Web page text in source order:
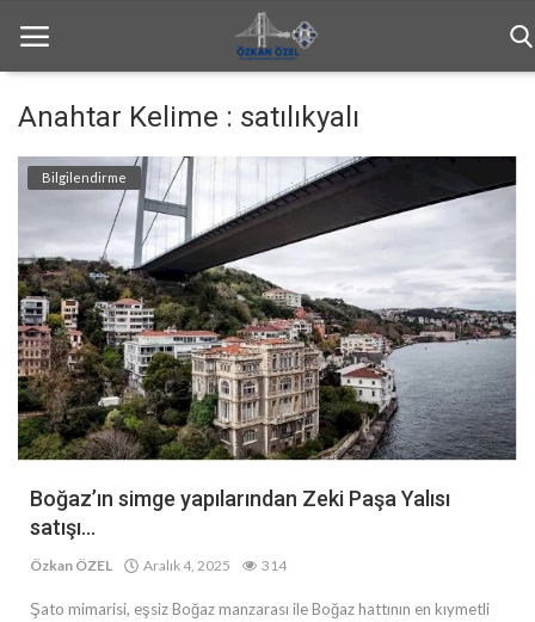
Anasayfa
Bilgilendirme
Haftalık Bülten
Genel
İletişim
Türkçe
Anahtar Kelime : satılıkyalı
Bilgilendirme
Boğaz’ın simge yapılarından Zeki Paşa Yalısı
satışı...
Özkan ÖZEL Aralık 4, 2025 314
Şato mimarisi, eşsiz Boğaz manzarası ile Boğaz hattının en kıymetli